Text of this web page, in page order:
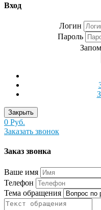
Вход
Логин
Пароль
Закрыть
0 Руб.
Заказать звонок
Заказ звонка
Ваше имя
Телефон
Тема обращения